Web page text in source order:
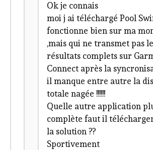
Ok je connais
moi j ai téléchargé Pool
fonctionne bien sur ma
,mais qui ne transmet pas
résultats complets sur
Connect après la
il manque entre autre la
totale nagée !!!!!!
Quelle autre application
complète faut il
la solution ??
Sportivement